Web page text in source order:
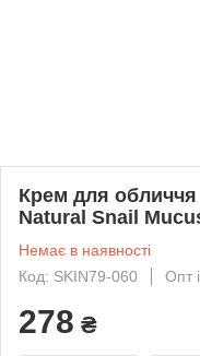
Крем для
Natural Snail
Немає в наявності
Код: SKIN79-060
Опт
278 ₴